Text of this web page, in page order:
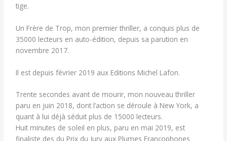
tige.
Un Frère de Trop, mon premier thriller, a conquis plus de
35000 lecteurs en auto-édition, depuis sa parution en
novembre 2017.
Il est depuis février 2019 aux Editions Michel Lafon.
Trente secondes avant de mourir, mon nouveau thriller
paru en juin 2018, dont l’action se déroule à New York, a
quant à lui déjà séduit plus de 15000 lecteurs.
Huit minutes de soleil en plus, paru en mai 2019, est
finaliste des du Prix du Jury aux Plumes Francophones